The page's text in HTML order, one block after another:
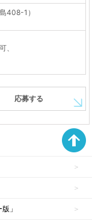
408-1）
、
応募する
」